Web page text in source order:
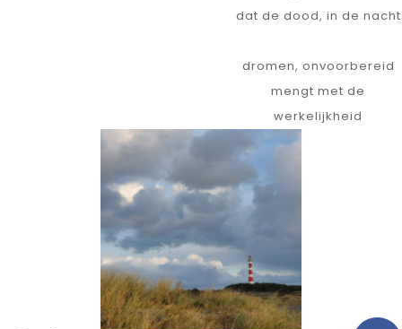
dat de dood, in de nacht
dromen, onvoorbereid
mengt met de
werkelijkheid